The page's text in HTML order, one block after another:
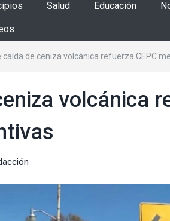
Salud Educación
caída de ceniza volcánica refuerza CEPC
volcánica